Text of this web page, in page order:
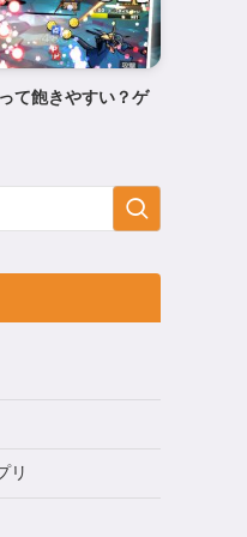
て飽きやすい？ゲ
リ